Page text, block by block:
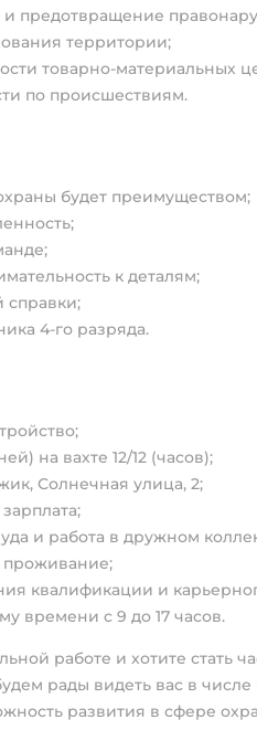
и предотвращение
территории;
товарно-материальных
по происшествиям.
будет преимуществом;
к деталям;
справки;
4-го разряда.
на вахте 12/12 (часов);
Солнечная улица, 2;
и работа в дружном
проживание;
квалификации и
времени с 9 до 17 часов.
работе и хотите стать
рады видеть вас в
развития в сфере